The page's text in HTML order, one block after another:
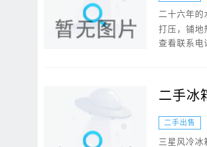
二十六年
打压，铺地
查看联系电
二手冰
二手出售
三星风冷冰